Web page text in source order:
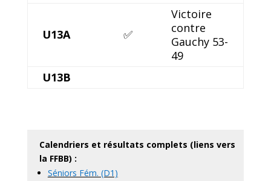
U13A ✅
Victoire
contre
Gauchy 53-
49
U13B
Calendriers et résultats complets (liens vers
la FFBB) :
Séniors Fém. (D1)